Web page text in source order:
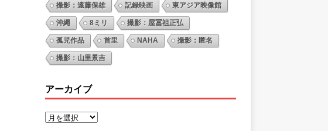
撮影：遠藤保雄 記録映画 東アジア映像館
沖縄 8ミリ 撮影：屋冨祖正弘
孤児作品 首里 NAHA 撮影：匿名
撮影：山里景吉
アーカイブ